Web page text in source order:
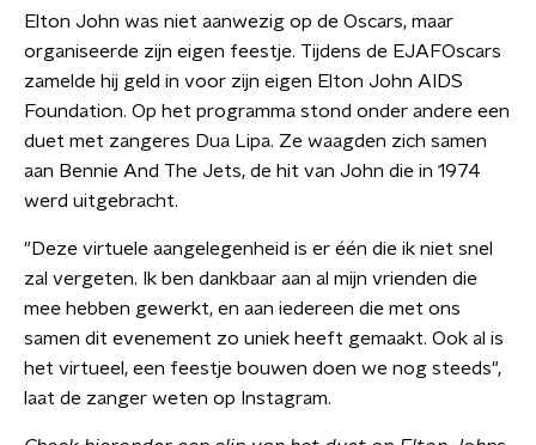
Elton John was niet aanwezig op de Oscars, maar
organiseerde zijn eigen feestje. Tijdens de EJAFOscars
zamelde hij geld in voor zijn eigen Elton John AIDS
Foundation. Op het programma stond onder andere een
duet met zangeres Dua Lipa. Ze waagden zich samen
aan Bennie And The Jets, de hit van John die in 1974
werd uitgebracht.
"Deze virtuele aangelegenheid is er één die ik niet snel
zal vergeten. Ik ben dankbaar aan al mijn vrienden die
mee hebben gewerkt, en aan iedereen die met ons
samen dit evenement zo uniek heeft gemaakt. Ook al is
het virtueel, een feestje bouwen doen we nog steeds",
laat de zanger weten op Instagram.